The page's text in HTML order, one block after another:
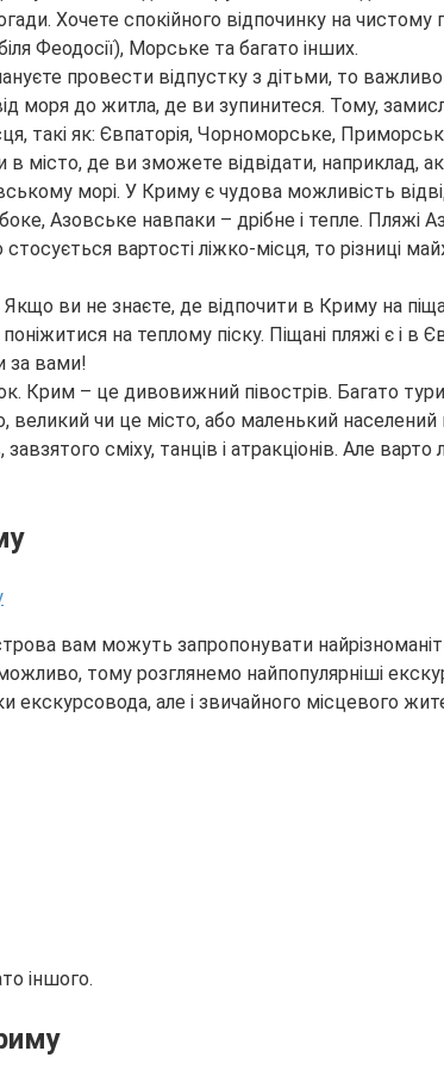
Хочете спокійного відпочинку на
Феодосії), Морське та багато інших.
провести відпустку з дітьми, то
моря до житла, де ви зупинитеся. Тому,
такі як: Євпаторія, Чорноморське,
місто, де ви зможете відвідати, наприклад,
морі. У Криму є чудова можливість
Азовське навпаки – дрібне і тепле. Пляжі
вартості ліжко-місця, то різниці
ви не знаєте, де відпочити в Криму на
на теплому піску. Піщані пляжі є і в
за вами!
Крим – це дивовижний півострів. Багато
великий чи це місто, або маленький
сміху, танців і атракціонів. Але
вам можуть запропонувати
тому розглянемо найпопулярніші
екскурсовода, але і звичайного місцевого
іншого.